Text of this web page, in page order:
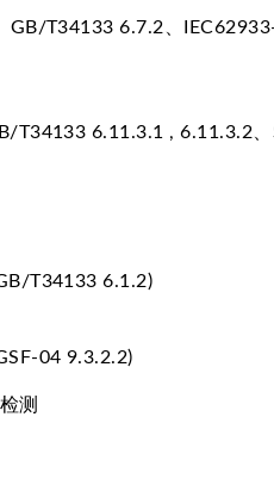
T34133 6.7.2、
T34133 6.11.3.1 , 6.11.3.2、
T34133 6.1.2)
04 9.3.2.2)
测